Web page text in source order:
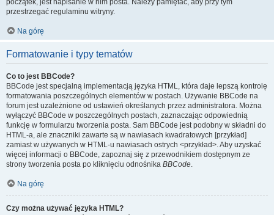
początek, jest napisanie w nim posta. Należy pamiętać, aby przy tym
przestrzegać regulaminu witryny.
Na górę
Formatowanie i typy tematów
Co to jest BBCode?
BBCode jest specjalną implementacją języka HTML, która daje lepszą kontrolę
formatowania poszczególnych elementów w postach. Używanie BBCode na
forum jest uzależnione od ustawień określanych przez administratora. Można
wyłączyć BBCode w poszczególnych postach, zaznaczając odpowiednią
funkcję w formularzu tworzenia posta. Sam BBCode jest podobny w składni do
HTML-a, ale znaczniki zawarte są w nawiasach kwadratowych [przykład]
zamiast w używanych w HTML-u nawiasach ostrych <przykład>. Aby uzyskać
więcej informacji o BBCode, zapoznaj się z przewodnikiem dostępnym ze
strony tworzenia posta po kliknięciu odnośnika BBCode.
Na górę
Czy można używać języka HTML?